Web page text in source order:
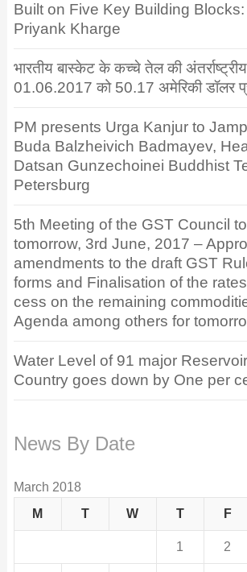
Built on Five Key Building
Priyank Kharge
भारतीय बास्केट के कच्चे तेल की
01.06.2017 को 50.17 अमेरिकी डॉलर
PM presents Urga Kanjur to
Buda Balzheivich Badmayev,
Datsan Gunzechoinei Buddhist
Petersburg
5th Meeting of the GST Council
tomorrow, 3rd June, 2017 –
amendments to the draft GST
forms and Finalisation of the
cess on the remaining
Agenda among others for
Water Level of 91 major
Country goes down by One per
News By Date
March 2018
M
T W T F
1 2